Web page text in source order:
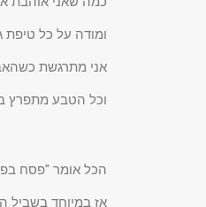
ומודה על כל טיפת
אני מתרגשת
וכל הטבע מתפרץ
הכל אומר "פסח
אז במיוחד בשביל